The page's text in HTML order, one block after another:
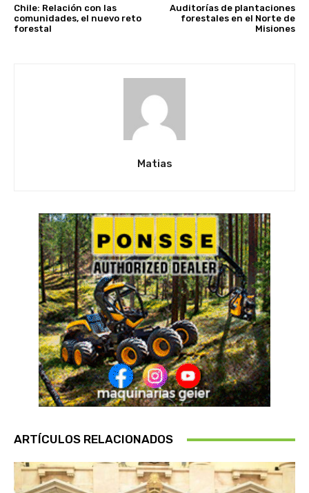
Chile: Relación con las
comunidades, el nuevo reto
forestal
Auditorías de plantaciones
forestales en el Norte de
Misiones
Matias
ARTÍCULOS RELACIONADOS